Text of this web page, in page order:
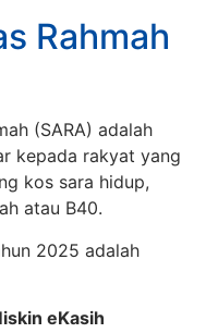
Rahmah
(SARA) adalah
kepada rakyat yang
kos sara hidup,
atau B40.
2025 adalah
eKasih